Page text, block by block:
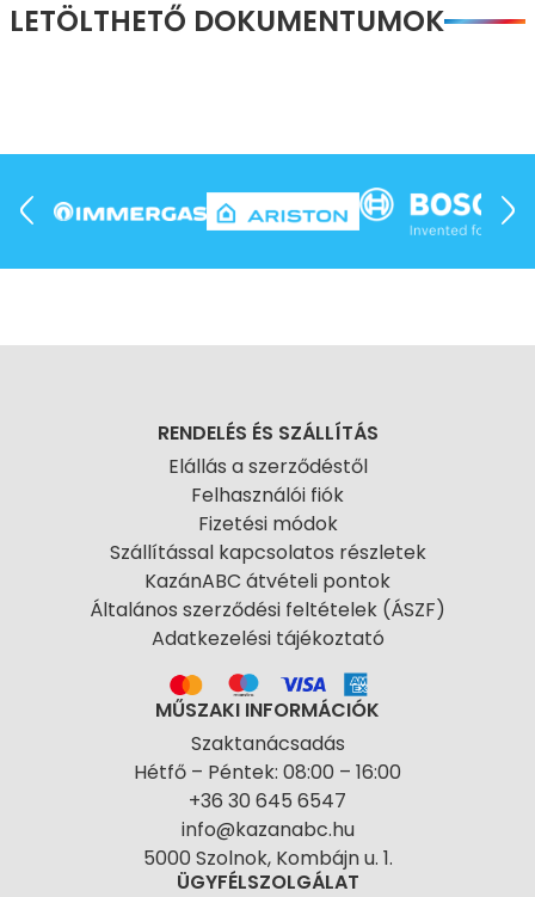
LETÖLTHETŐ DOKUMENTUMOK
RENDELÉS ÉS SZÁLLÍTÁS
Elállás a szerződéstől
Felhasználói fiók
Fizetési módok
Szállítással kapcsolatos részletek
KazánABC átvételi pontok
Általános szerződési feltételek (ÁSZF)
Adatkezelési tájékoztató
MŰSZAKI INFORMÁCIÓK
Szaktanácsadás
Hétfő – Péntek: 08:00 – 16:00
+36 30 645 6547
info@kazanabc.hu
5000 Szolnok, Kombájn u. 1.
ÜGYFÉLSZOLGÁLAT